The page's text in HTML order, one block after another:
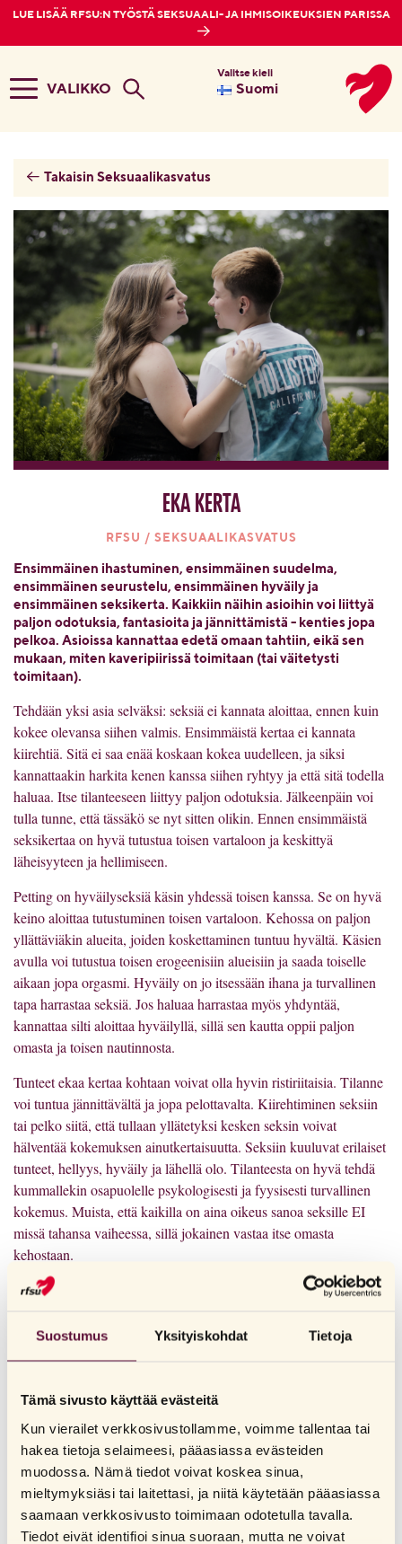
Suostumus Yksityiskohdat Tietoja
Tämä sivusto käyttää evästeitä
Kun vierailet verkkosivustollamme, voimme tallentaa tai
hakea tietoja selaimeesi, pääasiassa evästeiden
muodossa. Nämä tiedot voivat koskea sinua,
mieltymyksiäsi tai laitettasi, ja niitä käytetään pääasiassa
saamaan verkkosivusto toimimaan odotetulla tavalla.
Tiedot eivät identifioi sinua suoraan, mutta ne voivat
LUE LISÄÄ RFSU:N TYÖSTÄ SEKSUAALI- JA IHMISOIKEUKSIEN PARISSA
VALIKKO
Valitse kieli
Suomi
Takaisin Seksuaalikasvatus
Eka kerta
RFSU / SEKSUAALIKASVATUS
Ensimmäinen ihastuminen, ensimmäinen suudelma,
ensimmäinen seurustelu, ensimmäinen hyväily ja
ensimmäinen seksikerta. Kaikkiin näihin asioihin voi liittyä
paljon odotuksia, fantasioita ja jännittämistä - kenties jopa
pelkoa. Asioissa kannattaa edetä omaan tahtiin, eikä sen
mukaan, miten kaveripiirissä toimitaan (tai väitetysti
toimitaan).
Tehdään yksi asia selväksi: seksiä ei kannata aloittaa, ennen kuin
kokee olevansa siihen valmis. Ensimmäistä kertaa ei kannata
kiirehtiä. Sitä ei saa enää koskaan kokea uudelleen, ja siksi
kannattaakin harkita kenen kanssa siihen ryhtyy ja että sitä todella
haluaa. Itse tilanteeseen liittyy paljon odotuksia. Jälkeenpäin voi
tulla tunne, että tässäkö se nyt sitten olikin. Ennen ensimmäistä
seksikertaa on hyvä tutustua toisen vartaloon ja keskittyä
läheisyyteen ja hellimiseen.
Petting on hyväilyseksiä käsin yhdessä toisen kanssa. Se on hyvä
keino aloittaa tutustuminen toisen vartaloon. Kehossa on paljon
yllättäviäkin alueita, joiden koskettaminen tuntuu hyvältä. Käsien
avulla voi tutustua toisen erogeenisiin alueisiin ja saada toiselle
aikaan jopa orgasmi. Hyväily on jo itsessään ihana ja turvallinen
tapa harrastaa seksiä. Jos haluaa harrastaa myös yhdyntää,
kannattaa silti aloittaa hyväilyllä, sillä sen kautta oppii paljon
omasta ja toisen nautinnosta.
Tunteet ekaa kertaa kohtaan voivat olla hyvin ristiriitaisia. Tilanne
voi tuntua jännittävältä ja jopa pelottavalta. Kiirehtiminen seksiin
tai pelko siitä, että tullaan yllätetyksi kesken seksin voivat
hälventää kokemuksen ainutkertaisuutta. Seksiin kuuluvat erilaiset
tunteet, hellyys, hyväily ja lähellä olo. Tilanteesta on hyvä tehdä
kummallekin osapuolelle psykologisesti ja fyysisesti turvallinen
kokemus. Muista, että kaikilla on aina oikeus sanoa seksille EI
missä tahansa vaiheessa, sillä jokainen vastaa itse omasta
kehostaan.
Ennen seksiä on myös hyvä keskustella kummankin osapuolen
ihmissuhteelta toivotaan. Seksi ei aina liity seurusteluun, vaan
on seksiä. Tämä ei kuitenkaan pidä paikkaansa, eivätkä kaikki
heillä olisikin hyvä ja aktiivinen seksielämä. Tutkimuksissa on
tullut esiin, että rakastelutapojen vaihtelu miesten välisessä
seksissä sekä naisten välisessä seksissä on suuri. Yleisesti ottaen
näiden parien seksi on vähemmän yhdyntäkeskeistä kuin
heteroseksissä.